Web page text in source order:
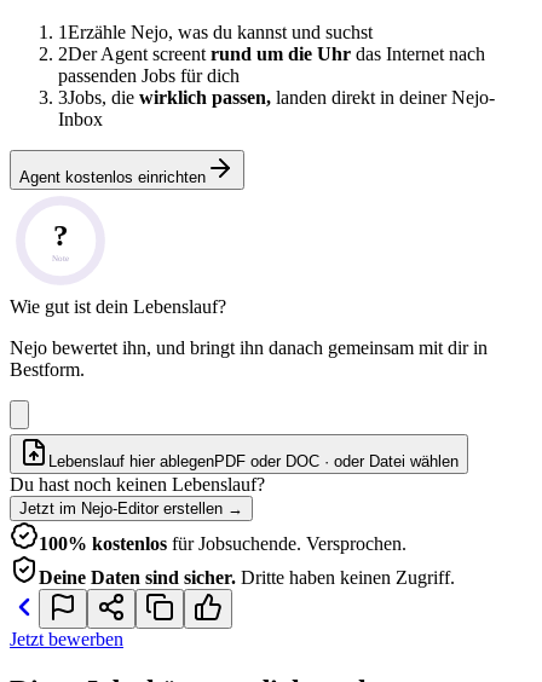
1Erzähle Nejo, was du kannst und suchst
2Der Agent screent rund um die Uhr das Internet nach
passenden Jobs für dich
3Jobs, die wirklich passen, landen direkt in deiner Nejo-
Inbox
Agent kostenlos einrichten
?
Note
Wie gut ist dein Lebenslauf?
Nejo bewertet ihn, und bringt ihn danach gemeinsam mit dir in
Bestform.
Lebenslauf hier ablegenPDF oder DOC · oder Datei wählen
Du hast noch keinen Lebenslauf?
Jetzt im Nejo-Editor erstellen →
100% kostenlos für Jobsuchende. Versprochen.
Deine Daten sind sicher. Dritte haben keinen Zugriff.
Jetzt bewerben